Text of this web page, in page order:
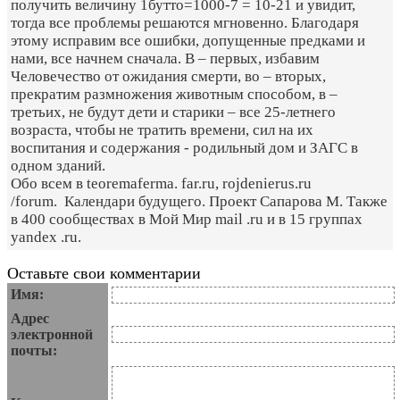
получить величину 1бутто=1000-7 = 10-21 и увидит,
тогда все проблемы решаются мгновенно. Благодаря
этому исправим все ошибки, допущенные предками и
нами, все начнем сначала. В – первых, избавим
Человечество от ожидания смерти, во – вторых,
прекратим размножения животным способом, в –
третьих, не будут дети и старики – все 25-летнего
возраста, чтобы не тратить времени, сил на их
воспитания и содержания - родильный дом и ЗАГС в
одном зданий.
Обо всем в teoremaferma. far.ru, rojdenierus.ru
/forum. Календари будущего. Проект Сапарова М. Также
в 400 сообществах в Мой Мир mail .ru и в 15 группах
yandex .ru.
Оставьте свои комментарии
Имя:
Адрес
электронной
почты: